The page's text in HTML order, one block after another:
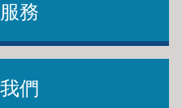
務
們